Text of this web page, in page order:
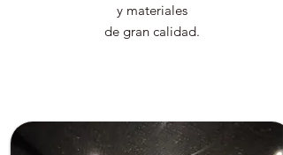
y materiales
de gran calidad.